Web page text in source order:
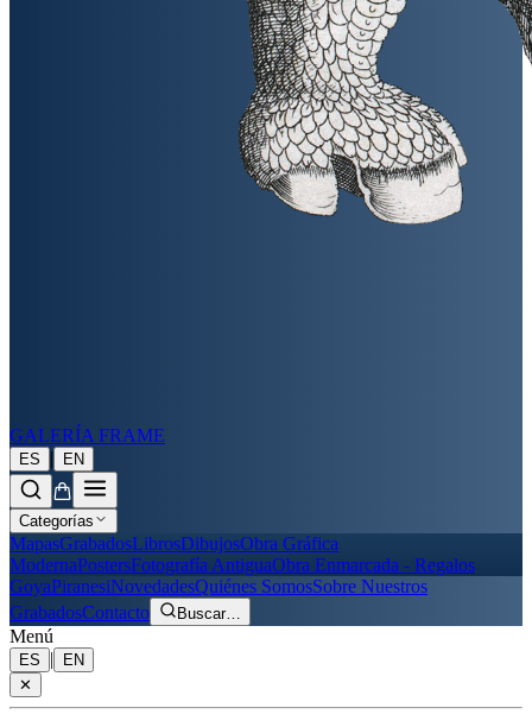
GALERÍA FRAME
ES | EN
Categorías
MapasGrabadosLibrosDibujosObra Gráfica
ModernaPostersFotografía AntiguaObra Enmarcada - Regalos
GoyaPiranesiNovedadesQuiénes SomosSobre Nuestros
GrabadosContacto Buscar…
Menú
ES |
EN
✕